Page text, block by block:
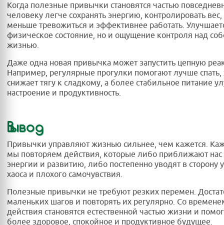
Когда полезные привычки становятся частью
человеку легче сохранять энергию, контролировать
меньше тревожиться и эффективнее работать.
физическое состояние, но и ощущение контроля над
жизнью.
Даже одна новая привычка может запустить цепную
Например, регулярные прогулки помогают лучше
снижает тягу к сладкому, а более стабильное питание
настроение и продуктивность.
Вывод
Привычки управляют жизнью сильнее, чем кажется.
мы повторяем действия, которые либо приближают
энергии и развитию, либо постепенно уводят в сторону
хаоса и плохого самочувствия.
Полезные привычки не требуют резких перемен.
маленьких шагов и повторять их регулярно. Со
действия становятся естественной частью жизни и
более здоровое, спокойное и продуктивное будущее.